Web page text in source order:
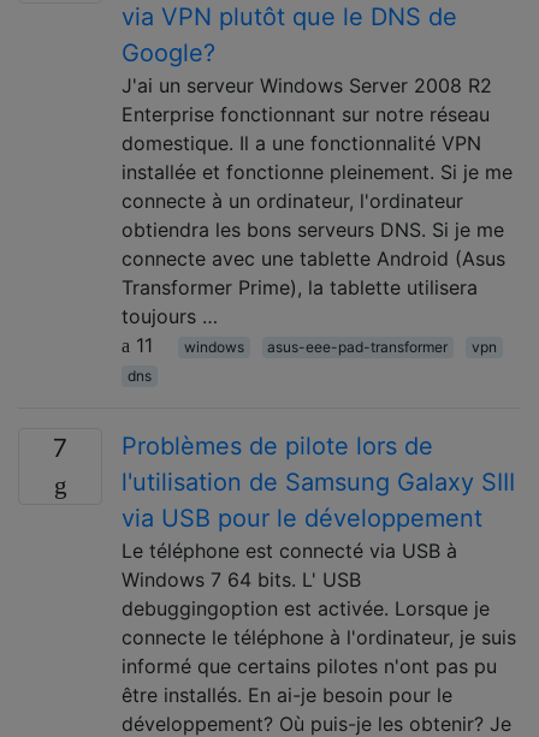
via VPN plutôt que le DNS de
Google?
J'ai un serveur Windows Server 2008 R2
Enterprise fonctionnant sur notre réseau
domestique. Il a une fonctionnalité VPN
installée et fonctionne pleinement. Si je me
connecte à un ordinateur, l'ordinateur
obtiendra les bons serveurs DNS. Si je me
connecte avec une tablette Android (Asus
Transformer Prime), la tablette utilisera
toujours …
11
windows asus-eee-pad-transformer
vpn
dns
7
Problèmes de pilote lors de
l'utilisation de Samsung Galaxy SIII
via USB pour le développement
Le téléphone est connecté via USB à
Windows 7 64 bits. L' USB
debuggingoption est activée. Lorsque je
connecte le téléphone à l'ordinateur, je suis
informé que certains pilotes n'ont pas pu
être installés. En ai-je besoin pour le
développement? Où puis-je les obtenir? Je